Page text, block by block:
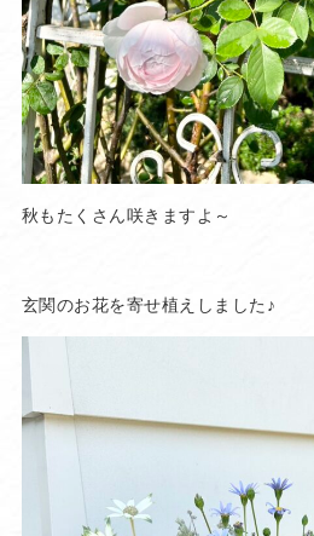
秋もたくさん咲きますよ～
玄関のお花を寄せ植えしました♪